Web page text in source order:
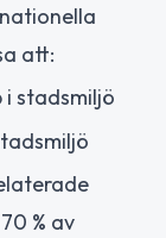
att:
i stadsmiljö
% av